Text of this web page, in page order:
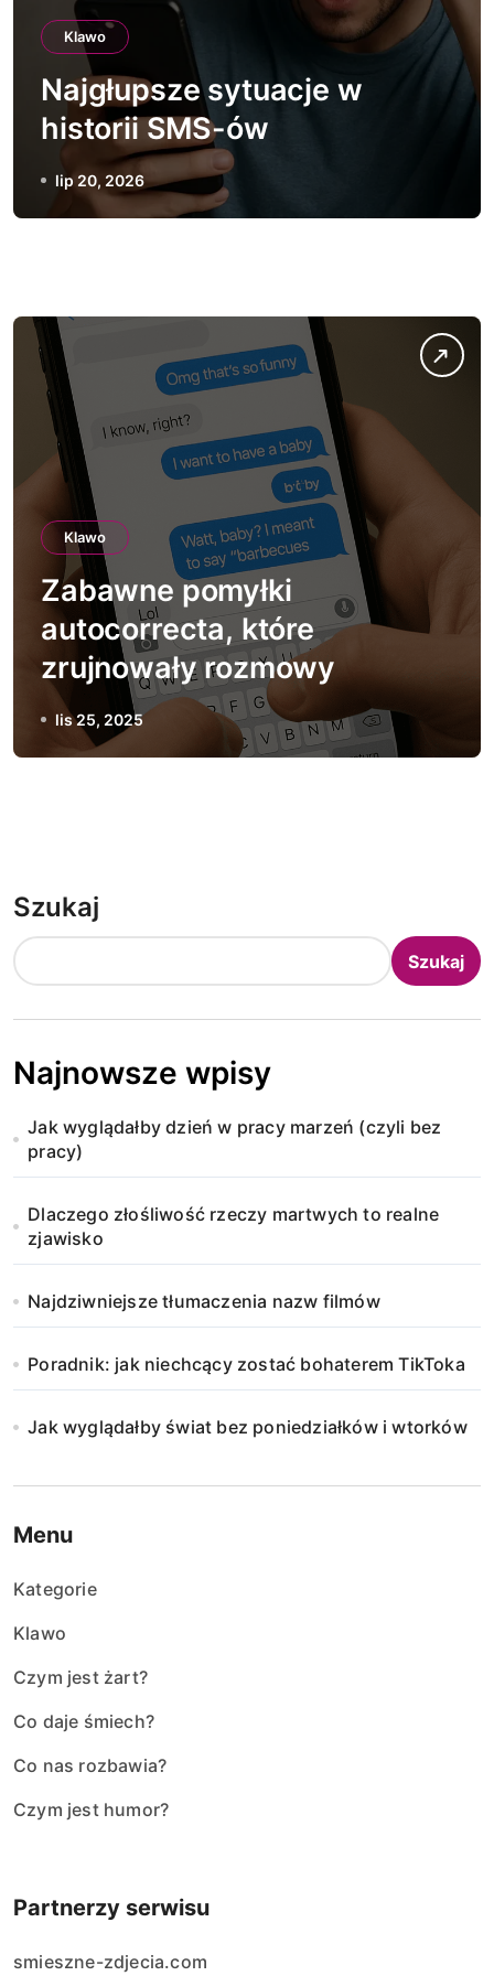
Klawo
Najgłupsze sytuacje w
historii SMS-ów
lip 20, 2026
Klawo
Zabawne pomyłki
autocorrecta, które
zrujnowały rozmowy
lis 25, 2025
Szukaj
Szukaj
Najnowsze wpisy
Jak wyglądałby dzień w pracy marzeń (czyli bez
pracy)
Dlaczego złośliwość rzeczy martwych to realne
zjawisko
Najdziwniejsze tłumaczenia nazw filmów
Poradnik: jak niechcący zostać bohaterem TikToka
Jak wyglądałby świat bez poniedziałków i wtorków
Menu
Kategorie
Klawo
Czym jest żart?
Co daje śmiech?
Co nas rozbawia?
Czym jest humor?
Partnerzy serwisu
smieszne-zdjecia.com